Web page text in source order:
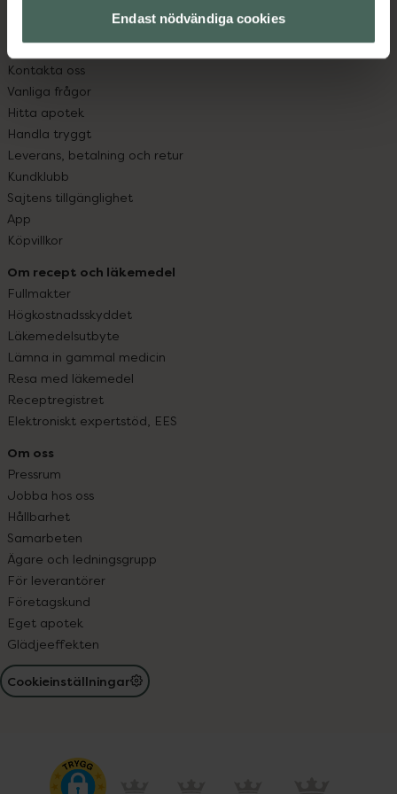
Endast nödvändiga cookies
Kundservice
Kontakta oss
Vanliga frågor
Hitta apotek
Handla tryggt
Leverans, betalning och retur
Kundklubb
Sajtens tillgänglighet
App
Köpvillkor
Om recept och läkemedel
Fullmakter
Högkostnadsskyddet
Läkemedelsutbyte
Lämna in gammal medicin
Resa med läkemedel
Receptregistret
Elektroniskt expertstöd, EES
Om oss
Pressrum
Jobba hos oss
Hållbarhet
Samarbeten
Ägare och ledningsgrupp
För leverantörer
Företagskund
Eget apotek
Glädjeeffekten
Cookieinställningar